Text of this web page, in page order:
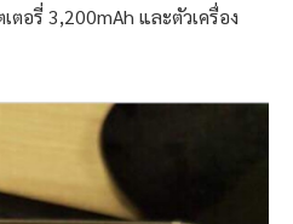
ตอรี่ 3,200mAh และตัวเครื่อง